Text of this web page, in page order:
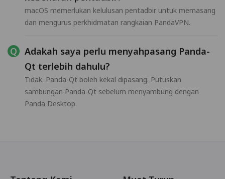
macOS memerlukan kelulusan pentadbir untuk memasang
dan mengurus perkhidmatan rangkaian PandaVPN.
Adakah saya perlu menyahpasang Panda-
Qt terlebih dahulu?
Tidak. Panda-Qt boleh kekal dipasang. Putuskan
sambungan Panda-Qt sebelum menyambung dengan
Panda Desktop.